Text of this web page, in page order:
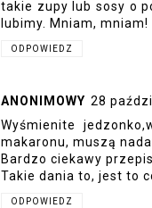
takie zupy lub sosy o
lubimy. Mniam, mniam!
ODPOWIEDZ
ANONIMOWY 28
Wyśmienite
makaronu, muszą
Bardzo ciekawy przepis
Takie dania to, jest to
ODPOWIEDZ